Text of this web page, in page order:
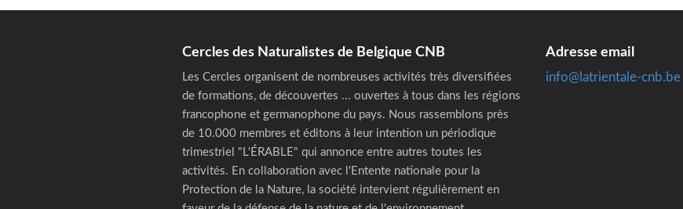
Cercles des Naturalistes de Belgique CNB
Les Cercles organisent de nombreuses activités très diversifiées
de formations, de découvertes ... ouvertes à tous dans les régions
francophone et germanophone du pays. Nous rassemblons près
de 10.000 membres et éditons à leur intention un périodique
trimestriel "L'ÉRABLE" qui annonce entre autres toutes les
activités. En collaboration avec l'Entente nationale pour la
Protection de la Nature, la société intervient régulièrement en
Adresse email
info@latrientale-cnb.be